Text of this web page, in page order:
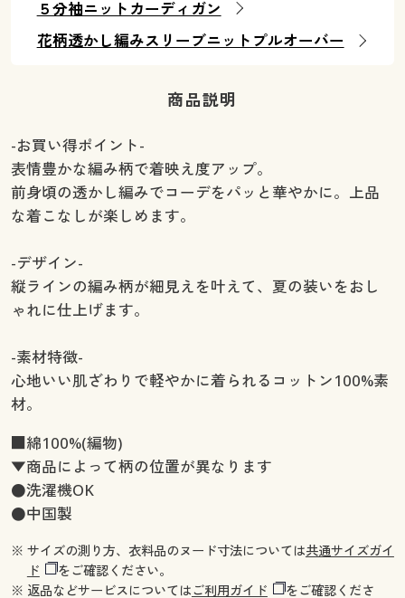
５分袖ニットカーディガン
花柄透かし編みスリーブニットプルオーバー
商品説明
-お買い得ポイント-
表情豊かな編み柄で着映え度アップ。
前身頃の透かし編みでコーデをパッと華やかに。上品
な着こなしが楽しめます。
-デザイン-
縦ラインの編み柄が細見えを叶えて、夏の装いをおし
ゃれに仕上げます。
-素材特徴-
心地いい肌ざわりで軽やかに着られるコットン100%素
材。
■綿100%(編物)
▼商品によって柄の位置が異なります
●洗濯機OK
●中国製
※ サイズの測り方、衣料品のヌード寸法については共通サイズガイ
ド
をご確認ください。
※ 返品などサービスについてはご利用ガイド をご確認くださ